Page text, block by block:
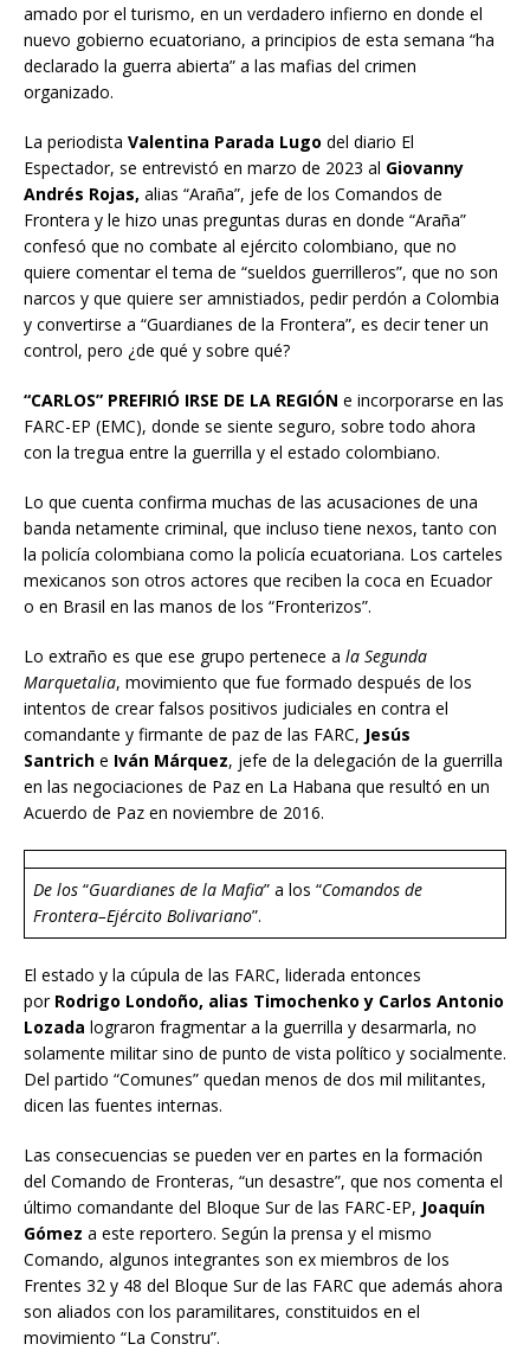
amado por el turismo, en un verdadero infierno en donde el
nuevo gobierno ecuatoriano, a principios de esta semana “ha
declarado la guerra abierta” a las mafias del crimen
organizado.
La periodista Valentina Parada Lugo del diario El
Espectador, se entrevistó en marzo de 2023 al Giovanny
Andrés Rojas, alias “Araña”, jefe de los Comandos de
Frontera y le hizo unas preguntas duras en donde “Araña”
confesó que no combate al ejército colombiano, que no
quiere comentar el tema de “sueldos guerrilleros”, que no son
narcos y que quiere ser amnistiados, pedir perdón a Colombia
y convertirse a “Guardianes de la Frontera”, es decir tener un
control, pero ¿de qué y sobre qué?
“CARLOS” PREFIRIÓ IRSE DE LA REGIÓN e incorporarse en las
FARC-EP (EMC), donde se siente seguro, sobre todo ahora
con la tregua entre la guerrilla y el estado colombiano.
Lo que cuenta confirma muchas de las acusaciones de una
banda netamente criminal, que incluso tiene nexos, tanto con
la policía colombiana como la policía ecuatoriana. Los carteles
mexicanos son otros actores que reciben la coca en Ecuador
o en Brasil en las manos de los “Fronterizos”.
Lo extraño es que ese grupo pertenece a la Segunda
Marquetalia, movimiento que fue formado después de los
intentos de crear falsos positivos judiciales en contra el
comandante y firmante de paz de las FARC, Jesús
Santrich e Iván Márquez, jefe de la delegación de la guerrilla
en las negociaciones de Paz en La Habana que resultó en un
Acuerdo de Paz en noviembre de 2016.
De los “Guardianes de la Mafia” a los “Comandos de
Frontera–Ejército Bolivariano”.
El estado y la cúpula de las FARC, liderada entonces
por Rodrigo Londoño, alias Timochenko y Carlos Antonio
Lozada lograron fragmentar a la guerrilla y desarmarla, no
solamente militar sino de punto de vista político y socialmente.
Del partido “Comunes” quedan menos de dos mil militantes,
dicen las fuentes internas.
Las consecuencias se pueden ver en partes en la formación
del Comando de Fronteras, “un desastre”, que nos comenta el
último comandante del Bloque Sur de las FARC-EP, Joaquín
Gómez a este reportero. Según la prensa y el mismo
Comando, algunos integrantes son ex miembros de los
Frentes 32 y 48 del Bloque Sur de las FARC que además ahora
son aliados con los paramilitares, constituidos en el
movimiento “La Constru”.